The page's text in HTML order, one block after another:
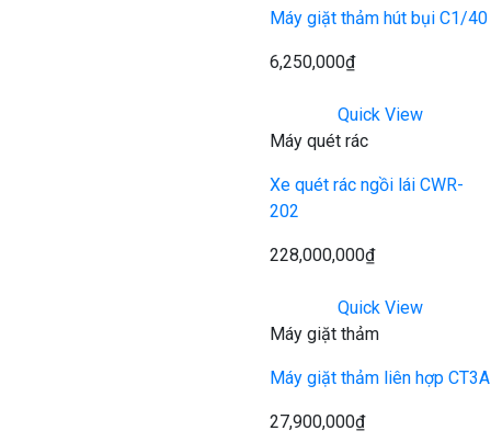
Máy giặt thảm hút bụi C1/40
6,250,000₫
Quick View
Máy quét rác
Xe quét rác ngồi lái CWR-
202
228,000,000₫
Quick View
Máy giặt thảm
Máy giặt thảm liên hợp CT3A
27,900,000₫